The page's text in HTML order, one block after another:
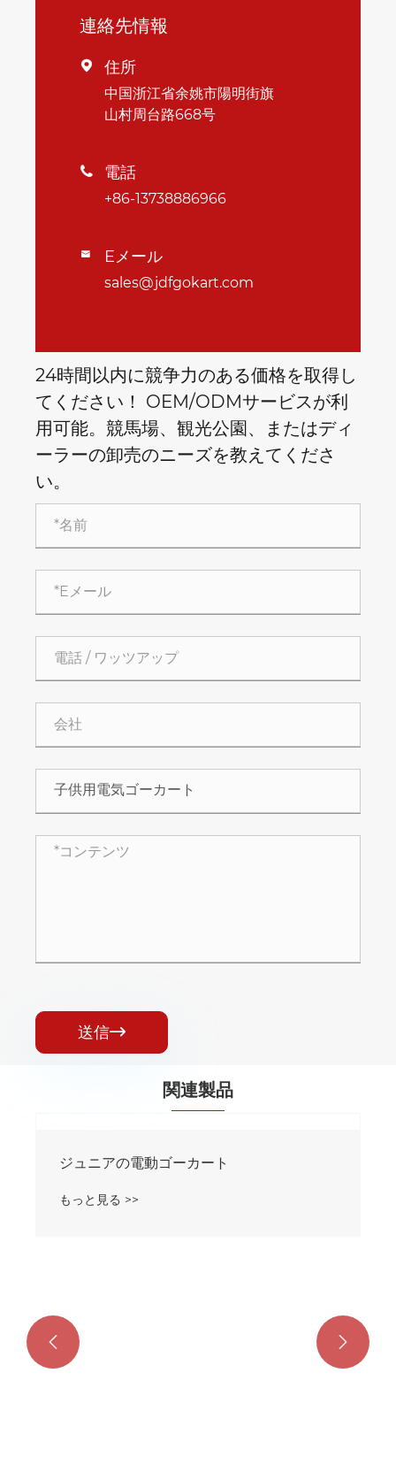
連絡先情報
 住所
中国浙江省余姚市陽明街旗
山村周台路668号
 電話
+86-13738886966
 Eメール
sales@jdfgokart.com
24時間以内に競争力のある価格を取得し
てください！ OEM/ODMサービスが利
用可能。競馬場、観光公園、またはディ
ーラーの卸売のニーズを教えてくださ
い。
送信
関連製品
 